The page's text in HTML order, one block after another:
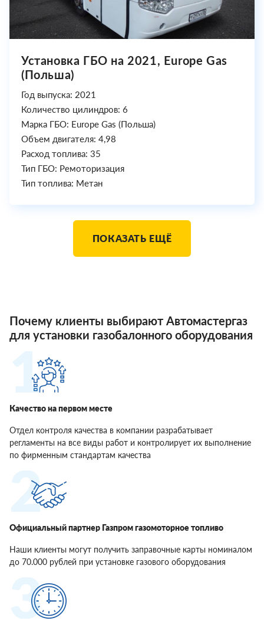
Установка ГБО на 2021, Europe Gas
(Польша)
Год выпуска: 2021
Количество цилиндров: 6
Марка ГБО: Europe Gas (Польша)
Объем двигателя: 4,98
Расход топлива: 35
Тип ГБО: Ремоторизация
Тип топлива: Метан
ПОКАЗАТЬ ЕЩЁ
Почему клиенты выбирают Автомастергаз
для установки газобалонного оборудования
Качество на первом месте
Отдел контроля качества в компании разрабатывает
регламенты на все виды работ и контролирует их выполнение
по фирменным стандартам качества
Официальный партнер Газпром газомоторное топливо
Наши клиенты могут получить заправочные карты номиналом
до 70.000 рублей при установке газового оборудования